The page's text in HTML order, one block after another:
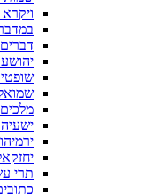
תרי